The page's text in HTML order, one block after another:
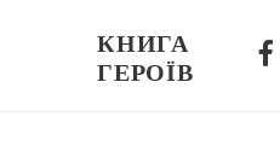
КНИГА
ГЕРОЇВ